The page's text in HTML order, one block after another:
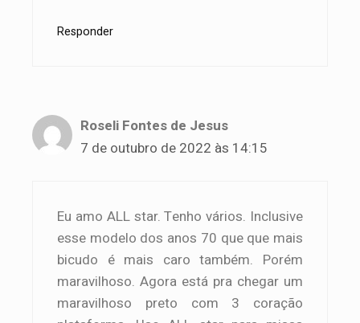
Responder
Roseli Fontes de Jesus
7 de outubro de 2022 às 14:15
Eu amo ALL star. Tenho vários. Inclusive
esse modelo dos anos 70 que que mais
bicudo é mais caro também. Porém
maravilhoso. Agora está pra chegar um
maravilhoso preto com 3 coração